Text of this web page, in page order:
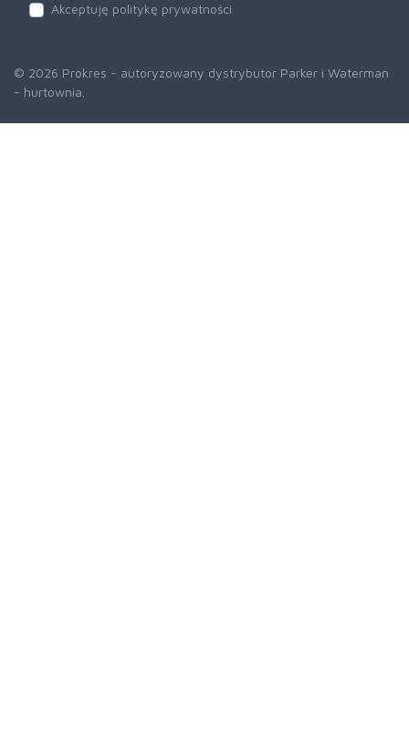
Akceptuję politykę prywatności
© 2026 Prokres - autoryzowany dystrybutor Parker i Waterman
- hurtownia.